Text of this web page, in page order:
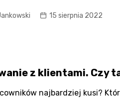
15 sierpnia 2022
z klientami. Czy
najbardziej kusi?